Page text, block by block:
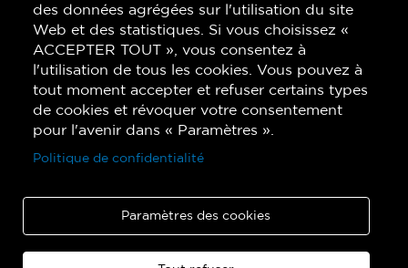
des données agrégées sur l'utilisation du site
Web et des statistiques. Si vous choisissez «
ACCEPTER TOUT », vous consentez à
l'utilisation de tous les cookies. Vous pouvez à
tout moment accepter et refuser certains types
de cookies et révoquer votre consentement
pour l'avenir dans « Paramètres ».
Politique de confidentialité
Paramètres des cookies